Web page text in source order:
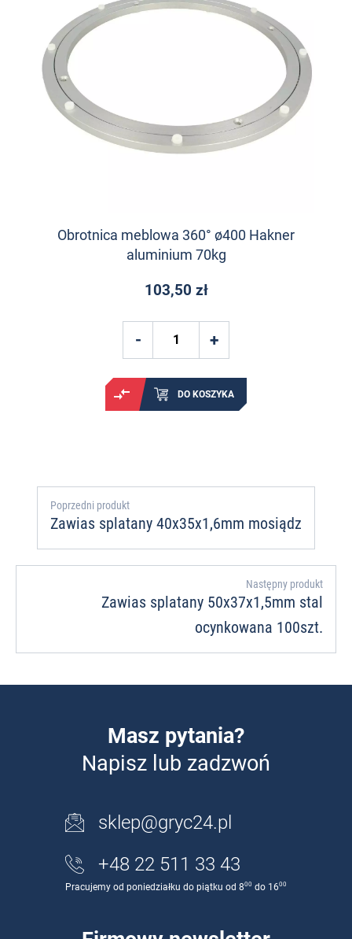
Obrotnica meblowa 360° ø400 Hakner
aluminium 70kg
103,50 zł
DO KOSZYKA
Poprzedni produkt
Zawias splatany 40x35x1,6mm mosiądz
Następny produkt
Zawias splatany 50x37x1,5mm stal
ocynkowana 100szt.
Masz pytania?
Napisz lub zadzwoń
sklep@gryc24.pl
+48 22 511 33 43
Pracujemy od poniedziałku do piątku od 800 do 1600